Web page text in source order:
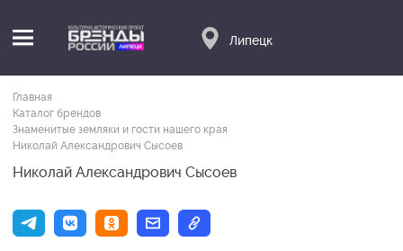
Липецк
Главная
Каталог брендов
Знаменитые земляки и гости нашего края
Николай Александрович Сысоев
Николай Александрович Сысоев